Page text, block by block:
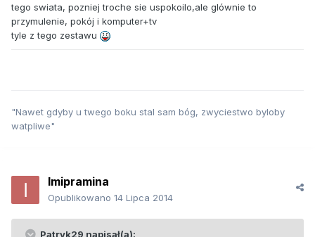
tego swiata, pozniej troche sie uspokoilo,ale glównie to
przymulenie, pokój i komputer+tv
tyle z tego zestawu
"Nawet gdyby u twego boku stal sam bóg, zwyciestwo byloby
watpliwe"
Imipramina
Opublikowano 14 Lipca 2014
Patryk29 napisał(a):